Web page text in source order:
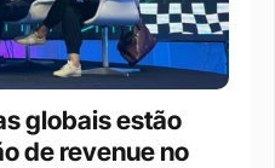
globais estão
de revenue no